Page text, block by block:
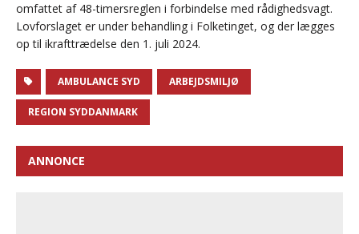
omfattet af 48-timersreglen i forbindelse med rådighedsvagt.
Lovforslaget er under behandling i Folketinget, og der lægges
op til ikrafttrædelse den 1. juli 2024.
AMBULANCE SYD ARBEJDSMILJØ
REGION SYDDANMARK
ANNONCE